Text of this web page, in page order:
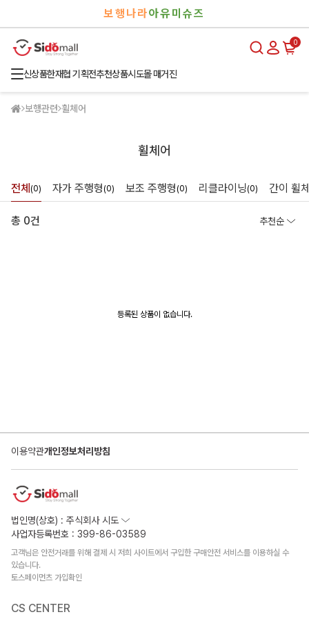
보행나라아유미슈즈
0
신상품한재협 기획전추천상품시도몰 매거진
보행관련 휠체어
휠체어
전체 (0) 자가 주행형 (0) 보조 주행형 (0) 리클라이닝(0) 간이 휠
총 0건 추천순
등록된 상품이 없습니다.
이용약관개인정보처리방침
법인명(상호) : 주식회사 시도
사업자등록번호 : 399-86-03589
고객님은 안전거래를 위해 결제 시 저희 사이트에서 구입한 구매안전 서비스를 이용하실 수
있습니다.
토스페이먼츠 가입확인
CS CENTER